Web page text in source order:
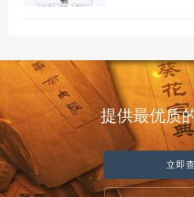
提供最优质
立即